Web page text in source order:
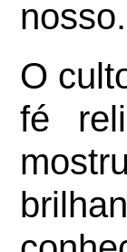
nosso.
O
fé